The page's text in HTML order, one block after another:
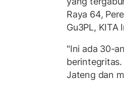
Raya 64,
Gu3PL, KITA
"Ini ada 30-
Jateng dan